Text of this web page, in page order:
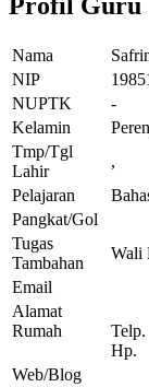
Nama
NIP
NUPTK
-
Kelamin
Tmp/Tgl
Lahir
,
Pelajaran
Pangkat/Gol
Tugas
Tambahan
Wali
Email
Alamat
Rumah
Telp.
Hp.
Web/Blog